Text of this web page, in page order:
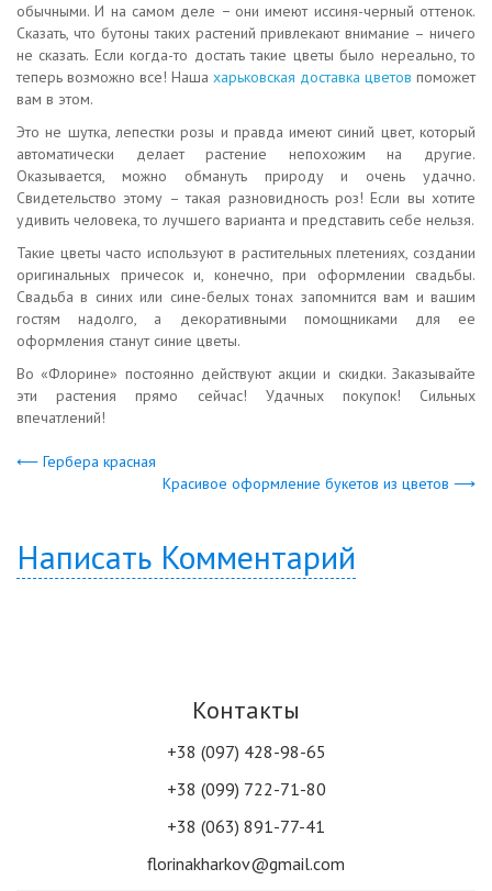
обычными. И на самом деле − они имеют иссиня-черный оттенок.
Сказать, что бутоны таких растений привлекают внимание – ничего
не сказать. Если когда-то достать такие цветы было нереально, то
теперь возможно все! Наша харьковская доставка цветов поможет
вам в этом.
Это не шутка, лепестки розы и правда имеют синий цвет, который
автоматически делает растение непохожим на другие.
Оказывается, можно обмануть природу и очень удачно.
Свидетельство этому – такая разновидность роз! Если вы хотите
удивить человека, то лучшего варианта и представить себе нельзя.
Такие цветы часто используют в растительных плетениях, создании
оригинальных причесок и, конечно, при оформлении свадьбы.
Свадьба в синих или сине-белых тонах запомнится вам и вашим
гостям надолго, а декоративными помощниками для ее
оформления станут синие цветы.
Во «Флорине» постоянно действуют акции и скидки. Заказывайте
эти растения прямо сейчас! Удачных покупок! Сильных
впечатлений!
⟵ Гербера красная
Красивое оформление букетов из цветов ⟶
Написать Комментарий
Контакты
+38 (097) 428-98-65
+38 (099) 722-71-80
+38 (063) 891-77-41
florinakharkov@gmail.com